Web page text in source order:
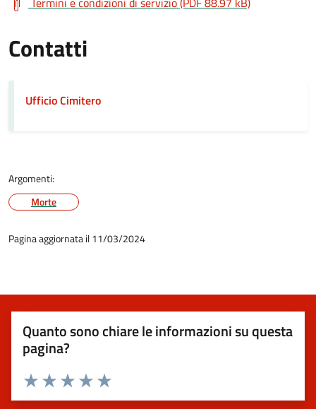
Contatti
Ufficio Cimitero
Argomenti:
Morte
Pagina aggiornata il 11/03/2024
Quanto sono chiare le informazioni su questa
pagina?
Valuta 5 stelle su 5
Valuta 4 stelle su 5
Valuta 3 stelle su 5
Valuta 2 stelle su 5
Valuta 1 stelle su 5